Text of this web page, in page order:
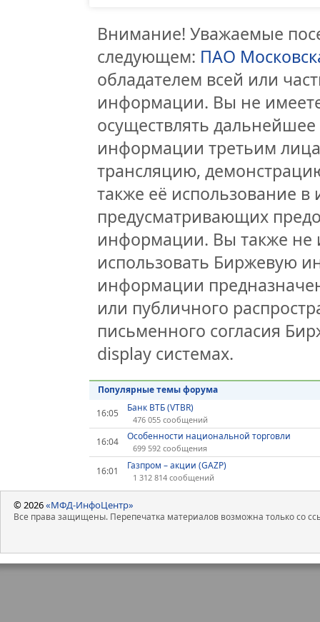
Внимание! Уважаемые
следующем: ПАО
обладателем всей или
информации. Вы не
осуществлять
информации третьим
трансляцию,
также её использование
предусматривающих
информации. Вы также не
использовать Биржевую
информации
или публичного
письменного согласия
display системах.
Популярные темы форума
16:05
Банк ВТБ (VTBR)
476 055 сообщений
16:04 Особенности национальной торговли
699 592 сообщения
16:01 Газпром – акции (GAZP)
1 312 814 сообщений
© 2026«МФД-ИнфоЦентр»
Все права защищены. Перепечатка материалов возможна только со